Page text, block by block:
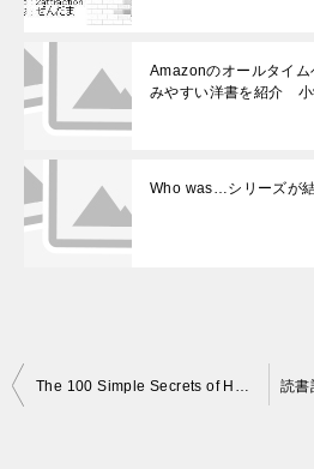
Amazonのオールタイ
みやすい洋書を紹介
Who was…シリーズが
投